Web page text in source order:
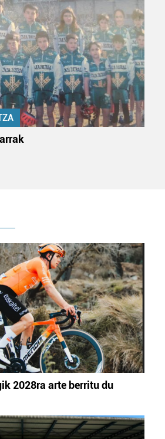
eta horren aurka nola egin
prozesatzeko moduari
eta ezarri zure lehentasunak
unetan alda edo ken dezakezu
adierazpenean.
propioak eta hirugarrenen cookie-
Zure esperientzia eta
asmoz, cookie teknologiaz
2028ra arte berritu du